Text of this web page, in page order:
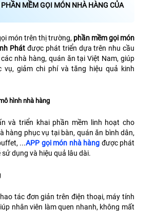
MỀM GỌI MÓN NHÀ HÀNG CỦA
món trên thị trường, phần mềm gọi món
Phát được phát triển dựa trên nhu cầu
nhà hàng, quán ăn tại Việt Nam, giúp
giảm chi phí và tăng hiệu quả kinh
hình nhà hàng
và triển khai phần mềm linh hoạt cho
hàng phục vụ tại bàn, quán ăn bình dân,
...APP gọi món nhà hàng được phát
dụng và hiệu quả lâu dài.
tác đơn giản trên điện thoại, máy tính
nhân viên làm quen nhanh, không mất